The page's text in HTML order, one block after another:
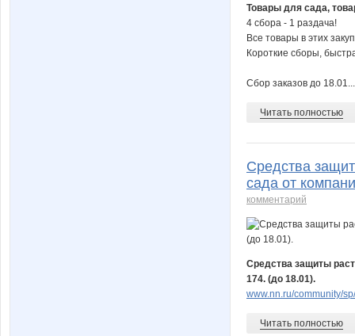
Товары для сада,
4 сбора - 1 раздача!
Все товары в этих
Короткие сборы,
Сбор заказов до
Читать полностью
Средства
сада от
комментарий
Средства защиты
174. (до 18.01).
www.nn.ru/community/
Читать полностью